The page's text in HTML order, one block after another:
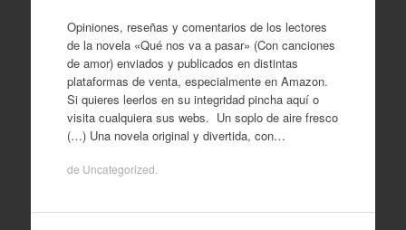
Opiniones, reseñas y comentarios de los lectores
de la novela «Qué nos va a pasar» (Con canciones
de amor) enviados y publicados en distintas
plataformas de venta, especialmente en Amazon.
Si quieres leerlos en su integridad pincha aquí o
visita cualquiera sus webs. Un soplo de aire fresco
(…) Una novela original y divertida, con…
de Uncategorized